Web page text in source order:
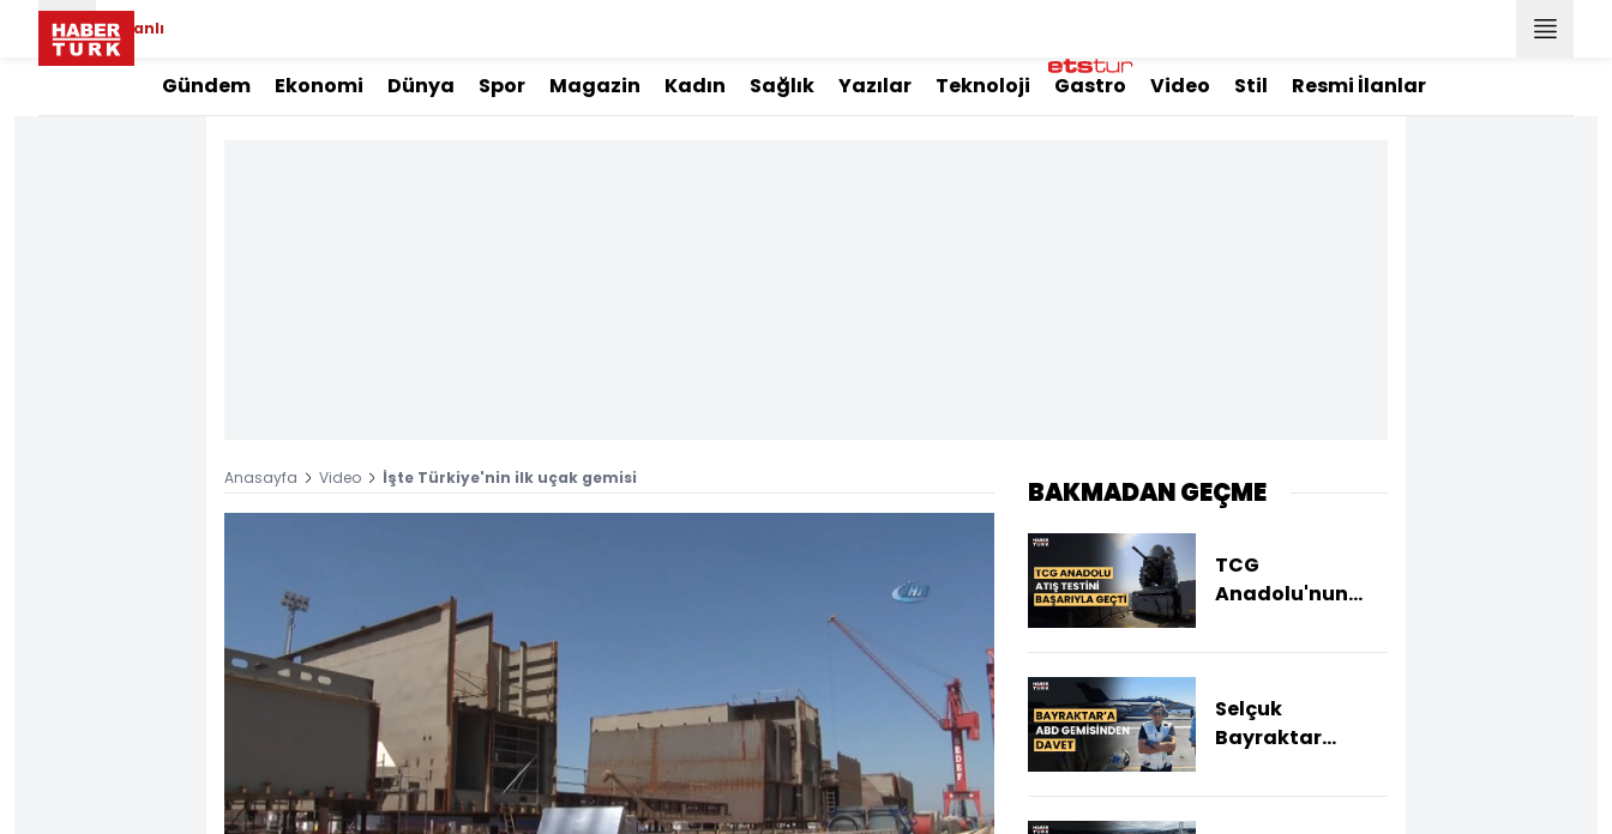
Canlı
Gündem Ekonomi Dünya Spor Magazin Kadın Sağlık Yazılar Teknoloji Gastro Video Stil Resmi İlanlar
Anasayfa Video İşte Türkiye'nin ilk uçak gemisi BAKMADAN GEÇME
TCG
Anadolu'nun
Hava Savunma
başarıyla
tamamlandı
Selçuk
Bayraktar
büyük uçak